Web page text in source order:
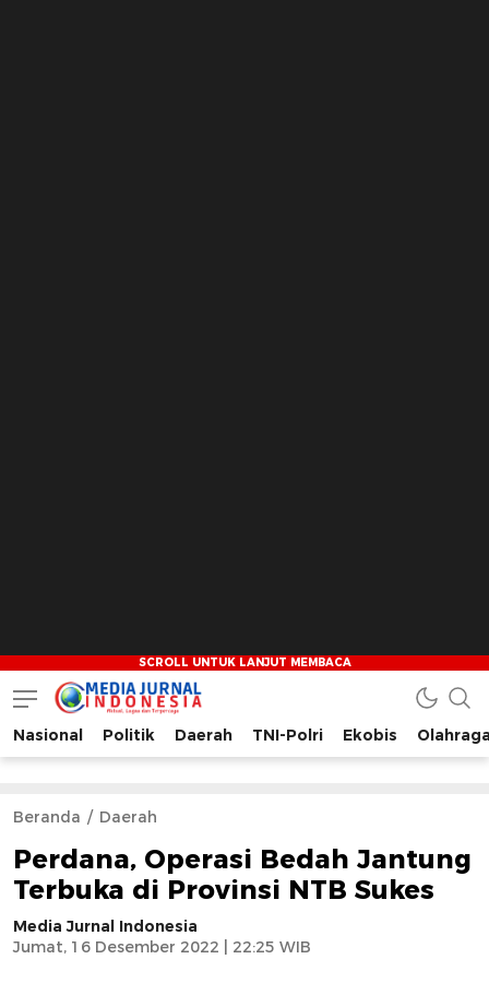
Media Jurnal Indonesia
Bersama Membangun Indonesia
Nasional Politik Daerah TNI-Polri Ekobis
Beranda Daerah
Perdana, Operasi Bedah Jantung
Terbuka di Provinsi NTB Sukes
Media Jurnal Indonesia
Jumat, 16 Desember 2022 | 22:25 WIB